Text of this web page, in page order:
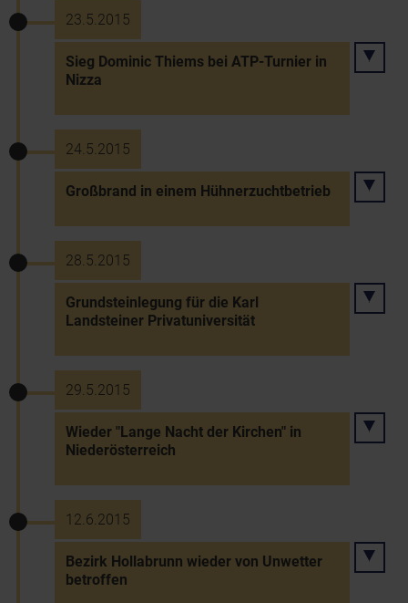
23.5.2015
Sieg Dominic Thiems bei ATP-Turnier in
Nizza
24.5.2015
Großbrand in einem Hühnerzuchtbetrieb
28.5.2015
Grundsteinlegung für die Karl
Landsteiner Privatuniversität
29.5.2015
Wieder "Lange Nacht der Kirchen" in
Niederösterreich
12.6.2015
Bezirk Hollabrunn wieder von Unwetter
betroffen